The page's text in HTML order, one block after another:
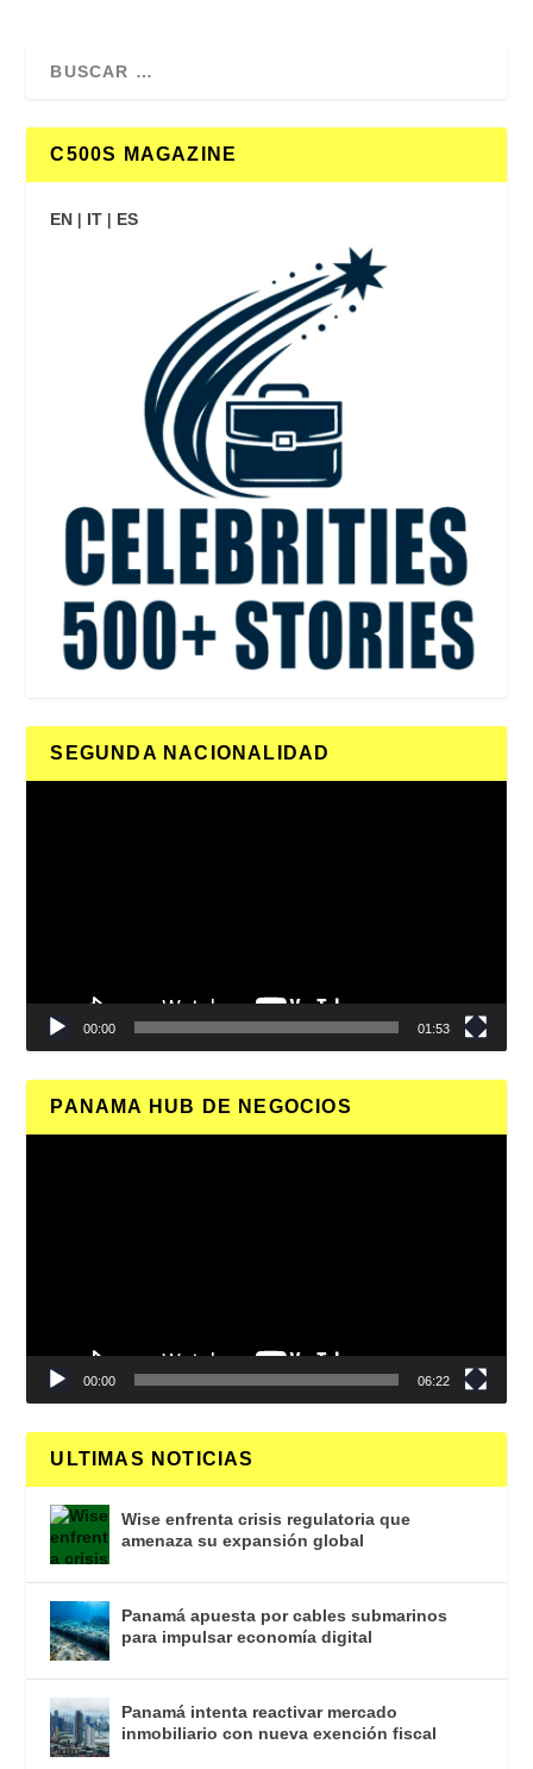
C500S MAGAZINE
EN | IT | ES
SEGUNDA NACIONALIDAD
00:00 01:53
PANAMA HUB DE NEGOCIOS
00:00 06:22
ULTIMAS NOTICIAS
Wise enfrenta crisis regulatoria que
amenaza su expansión global
Panamá apuesta por cables submarinos
para impulsar economía digital
Panamá intenta reactivar mercado
inmobiliario con nueva exención fiscal